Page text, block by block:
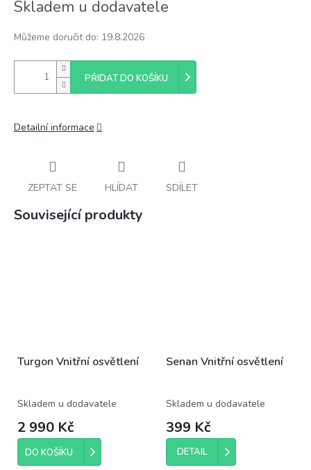
cena:
Skladem u dodavatele
Můžeme doručit do: 19.8.2026
PŘIDAT DO KOŠÍKU
Detailní informace
ZEPTAT SE HLÍDAT SDÍLET
Související produkty
Turgon Vnitřní osvětlení
Skladem u dodavatele
2 990 Kč
DO KOŠÍKU
Senan Vnitřní osvětlení
Skladem u dodavatele
399 Kč
DETAIL